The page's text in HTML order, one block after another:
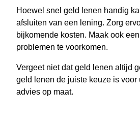
Hoewel snel geld lenen handig
afsluiten van een lening. Zorg
bijkomende kosten. Maak ook
problemen te voorkomen.
Vergeet niet dat geld lenen altijd
geld lenen de juiste keuze is
advies op maat.